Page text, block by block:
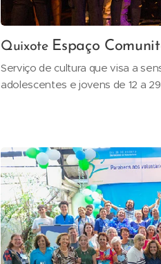
Quixote Espaço
Serviço de cultura que visa a
adolescentes e jovens de 12 a 29